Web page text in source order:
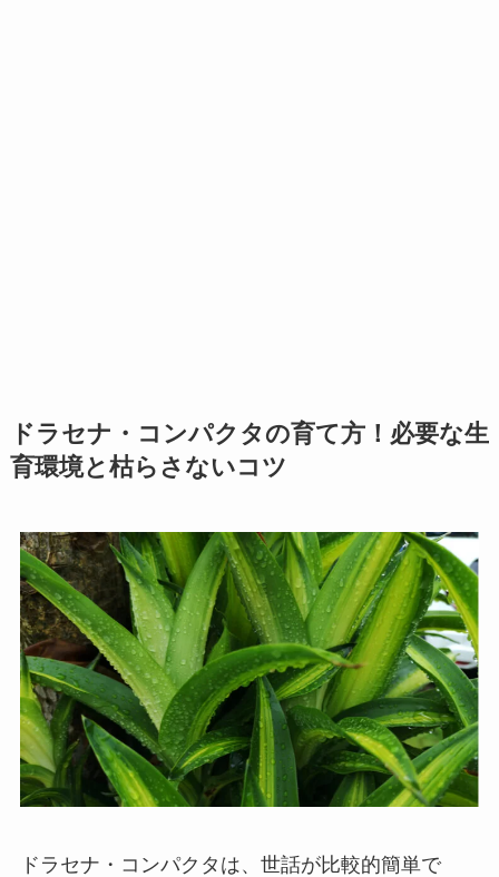
ドラセナ・コンパクタの育て方！必要な生
育環境と枯らさないコツ
ドラセナ・コンパクタは、世話が比較的簡単で